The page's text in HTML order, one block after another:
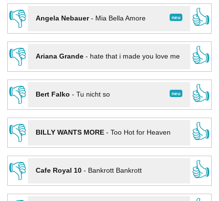
👎 neu
Angela Nebauer- Mia Bella Amore
👍
👎
Ariana Grande- hate that i made you love me
👍
👎
neu
Bert Falko - Tu nicht so
👍
👎
BILLY WANTS MORE- Too Hot for Heaven
👍
👎
Cafe Royal 10- Bankrott Bankrott
👍